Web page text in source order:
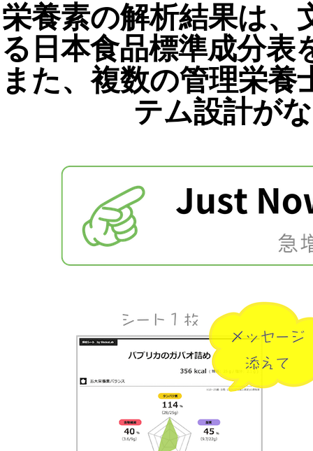
栄養素の解析結果は、
る日本食品標準成分表
また、複数の管理栄
テム設計が